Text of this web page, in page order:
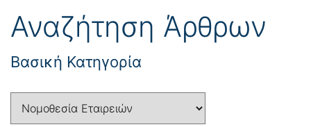
Αναζήτηση Άρθρων
Βασική Κατηγορία